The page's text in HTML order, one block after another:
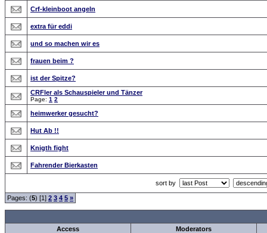
Crf-kleinboot angeln
extra für eddi
und so machen wir es
frauen beim ?
ist der Spitze?
CRFler als Schauspieler und Tänzer
Page: 1 2
heimwerker gesucht?
Hut Ab !!
Knigth fight
Fahrender Bierkasten
sort by
Pages: (5) [1] 2 3 4 5 »
Access
Moderators